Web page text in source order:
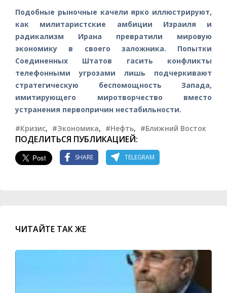
Подобные рыночные качели ярко иллюстрируют,
как милитаристские амбиции Израиля и
радикализм Ирана превратили мировую
экономику в своего заложника. Попытки
Соединенных Штатов гасить конфликты
телефонными угрозами лишь подчеркивают
стратегическую беспомощность Запада,
имитирующего миротворчество вместо
устранения первопричин нестабильности.
#Кризис, #Экономика, #Нефть, #Ближний Восток
ПОДЕЛИТЬСЯ ПУБЛИКАЦИЕЙ:
SHARE TELEGRAM
ЧИТАЙТЕ ТАК ЖЕ